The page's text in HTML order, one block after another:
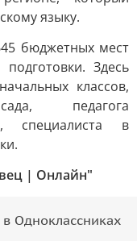
языку.
бюджетных мест
Здесь
классов,
педагога
специалиста в
| Онлайн"
Одноклассниках